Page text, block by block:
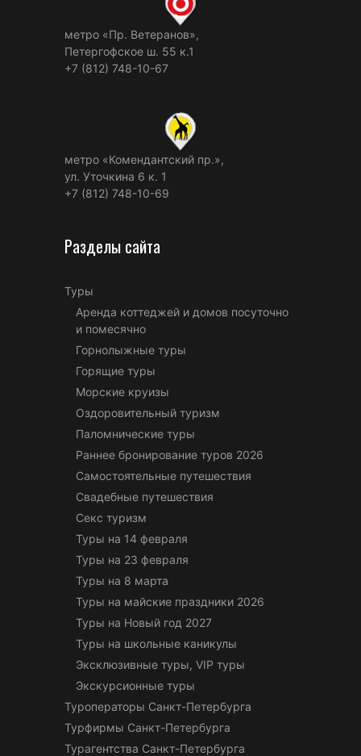
метро «Пр. Ветеранов»,
Петергофское ш. 55 к.1
+7 (812) 748-10-67
метро «Комендантский пр.»,
ул. Уточкина 6 к. 1
+7 (812) 748-10-69
Разделы сайта
Туры
Аренда коттеджей и домов посуточно
и помесячно
Горнолыжные туры
Горящие туры
Морские круизы
Оздоровительный туризм
Паломнические туры
Раннее бронирование туров 2026
Самостоятельные путешествия
Свадебные путешествия
Секс туризм
Туры на 14 февраля
Туры на 23 февраля
Туры на 8 марта
Туры на майские праздники 2026
Туры на Новый год 2027
Туры на школьные каникулы
Эксклюзивные туры, VIP туры
Экскурсионные туры
Туроператоры Санкт-Петербурга
Турфирмы Санкт-Петербурга
Турагентства Санкт-Петербурга